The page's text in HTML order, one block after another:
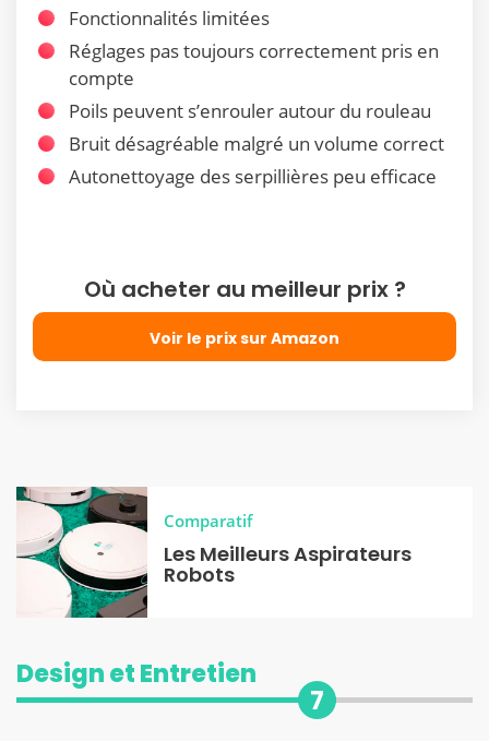
Où acheter au meilleur prix ?
Voir le prix sur Amazon
Fonctionnalités limitées
Réglages pas toujours correctement pris en
compte
Poils peuvent s’enrouler autour du rouleau
Bruit désagréable malgré un volume correct
Autonettoyage des serpillières peu efficace
Comparatif
Les Meilleurs Aspirateurs
Robots
Design et Entretien
7